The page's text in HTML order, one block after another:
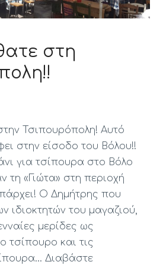
στη
Τσιπουρόπολη! Αυτό
στην είσοδο του Βόλου!!
για τσίπουρα στο Βόλο
τη «Γιώτα» στη περιοχή
Ο Δημήτρης που
ιδιοκτητών του μαγαζιού,
μερίδες ως
τσίπουρο και τις
Διαβάστε